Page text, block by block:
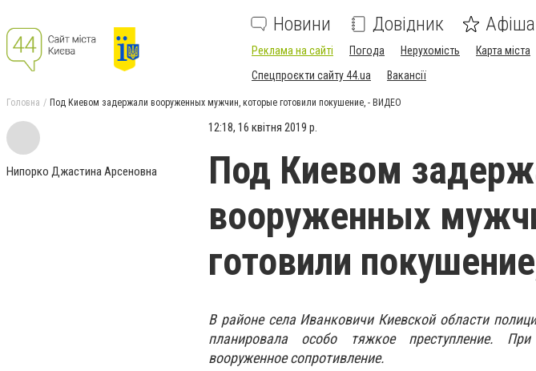
Новини Довідник Афіша
Реклама на сайті Погода Нерухомість Карта міста
Спецпроєкти сайту 44.ua
Вакансії
Головна Под Киевом задержали вооруженных мужчин, которые готовили покушение, - ВИДЕО
Нипорко Джастина Арсеновна
12:18, 16 квітня 2019 р.
Под Киевом
вооруженных
готовили
В районе села Иванковичи Киевской области
планировала особо тяжкое преступление.
вооруженное сопротивление.